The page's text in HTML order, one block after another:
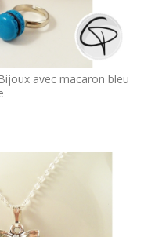
avec macaron bleu